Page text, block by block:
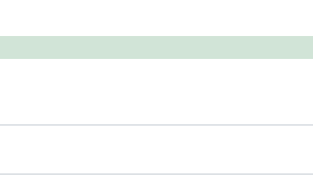
und ganz ohne